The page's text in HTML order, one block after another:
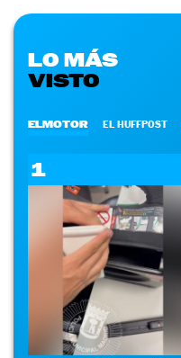
LO MÁS
VISTO
ELMOTOR EL HUFFPOST
1